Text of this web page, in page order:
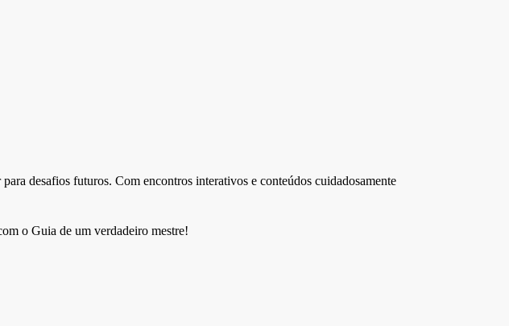
desafios futuros. Com encontros interativos e conteúdos cuidadosamente
o Guia de um verdadeiro mestre!